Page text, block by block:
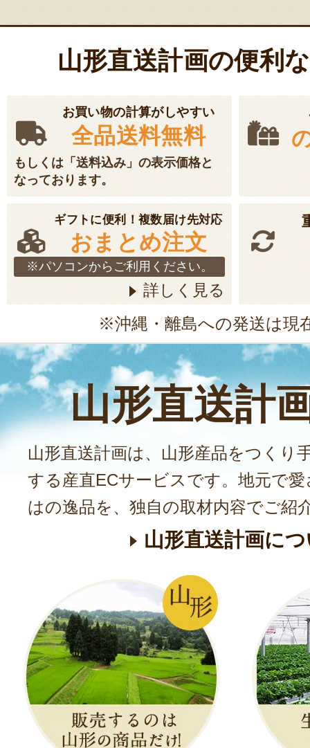
山形直送計画の便利
お買い物の計算がしやすい
全品送料無料
もしくは「送料込み」の表示価格と
なっております。
ギフトに便利！複数届け先対応
おまとめ注文
※パソコンからご利用ください。
詳しく見る
※沖縄・離島への発送は現
山形直送計
山形直送計画は、山形産品をつくり
する産直ECサービスです。地元で
はの逸品を、独自の取材内容でご紹
山形直送計画に